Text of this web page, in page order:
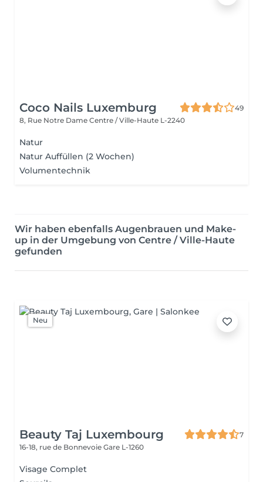
Coco Nails Luxemburg
49
8, Rue Notre Dame Centre / Ville-Haute L-2240
Natur
Natur Auffüllen (2 Wochen)
Volumentechnik
Wir haben ebenfalls Augenbrauen und Make-
up in der Umgebung von Centre / Ville-Haute
gefunden
Neu
Beauty Taj Luxembourg
7
16-18, rue de Bonnevoie Gare L-1260
Visage Complet